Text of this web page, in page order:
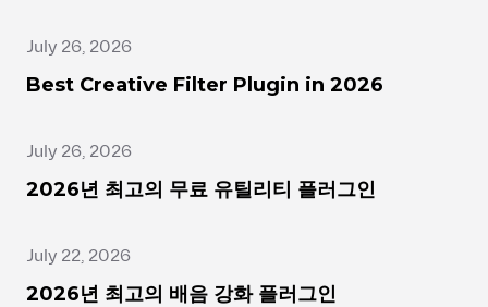
July 26, 2026
Best Creative Filter Plugin in 2026
July 26, 2026
2026년 최고의 무료 유틸리티 플러그인
July 22, 2026
2026년 최고의 배음 강화 플러그인